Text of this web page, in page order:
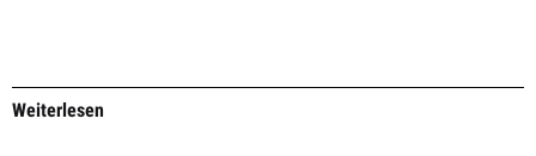
Weiterlesen